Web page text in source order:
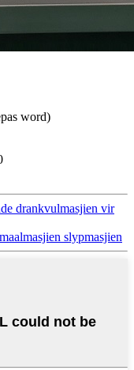
word)
drankvulmasjien vir
slypmasjien